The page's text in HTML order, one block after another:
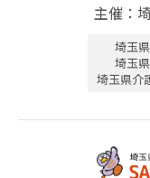
主催：
埼玉
埼玉
埼玉県介